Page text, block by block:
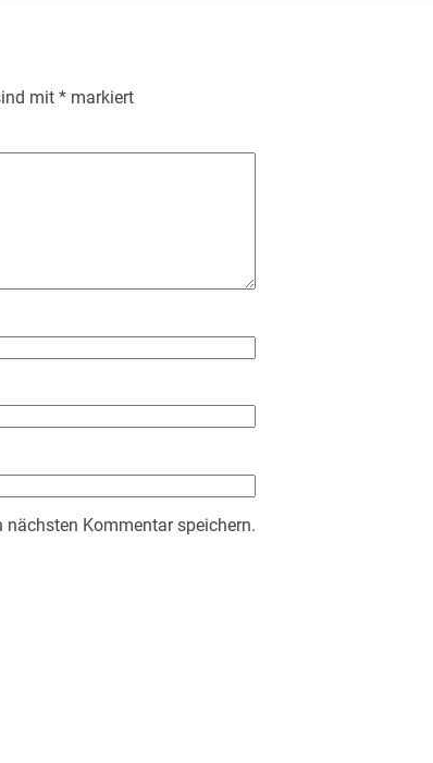
mit * markiert
nächsten Kommentar speichern.